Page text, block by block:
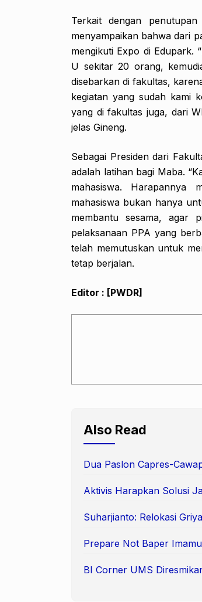
Terkait dengan
menyampaikan bahwa dari
mengikuti Expo di Edupark.
U sekitar 20 orang,
disebarkan di fakultas,
kegiatan yang sudah kami
yang di fakultas juga, dari
jelas Gineng.
Sebagai Presiden dari
adalah latihan bagi Maba.
mahasiswa. Harapannya
mahasiswa bukan hanya
membantu sesama, agar
pelaksanaan PPA yang
telah memutuskan untuk
tetap berjalan.
Editor : [PWDR]
Also Read
Dua Paslon Capres-
Aktivis Harapkan Solusi
Suharjianto: Relokasi
Prepare Not Baper
BI Corner UMS